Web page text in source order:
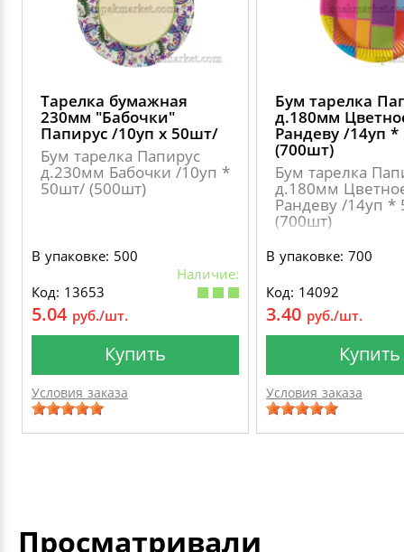
Тарелка бумажная
230мм "Бабочки"
Папирус /10уп х 50шт/
Бум тарелка Папирус
д.230мм Бабочки /10уп *
50шт/ (500шт)
В упаковке: 500
Наличие:
Код: 13653
5.04 руб./шт.
Купить
Условия заказа
Бум тарелка
д.180мм
Рандеву /14уп
(700шт)
Бум тарелка
д.180мм
Рандеву /14уп *
(700шт)
В упаковке: 700
Код: 14092
3.40 руб./шт.
Купить
Условия заказа
Просматривали